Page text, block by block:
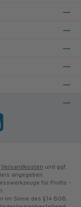
Versandkosten und ggf.
angegeben.
für Profis -
im Sinne des §14 BGB.